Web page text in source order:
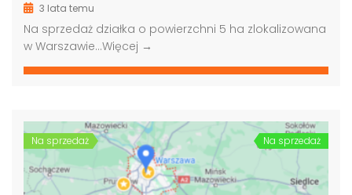
3 lata temu
Na sprzedaż działka o powierzchni 5 ha zlokalizowana
w Warszawie…Więcej →
Na sprzedaż Na sprzedaż